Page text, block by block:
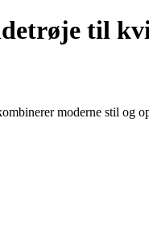
til
moderne stil og